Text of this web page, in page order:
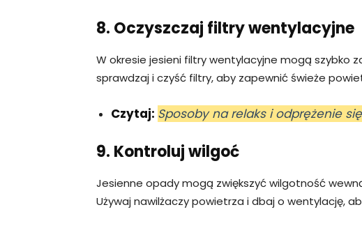
8. Oczyszczaj filtry wentylacyjne
W okresie jesieni filtry wentylacyjne mogą szybko
sprawdzaj i czyść filtry, aby zapewnić świeże
Czytaj: Sposoby na relaks i odprężenie
9. Kontroluj wilgoć
Jesienne opady mogą zwiększyć wilgotność
Używaj nawilżaczy powietrza i dbaj o wentylację,